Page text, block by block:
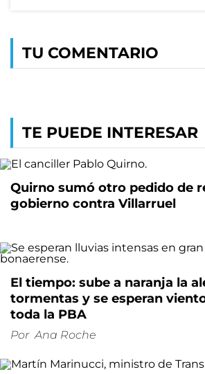
TU COMENTARIO
TE PUEDE INTERESAR
Quirno sumó otro pedido de
gobierno contra Villarruel
El tiempo: sube a naranja la
tormentas y se esperan
toda la PBA
Por Ana Roche